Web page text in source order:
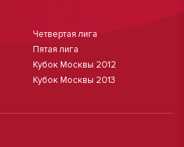
Четвертая лига
Пятая лига
Кубок Москвы 2012
Кубок Москвы 2013